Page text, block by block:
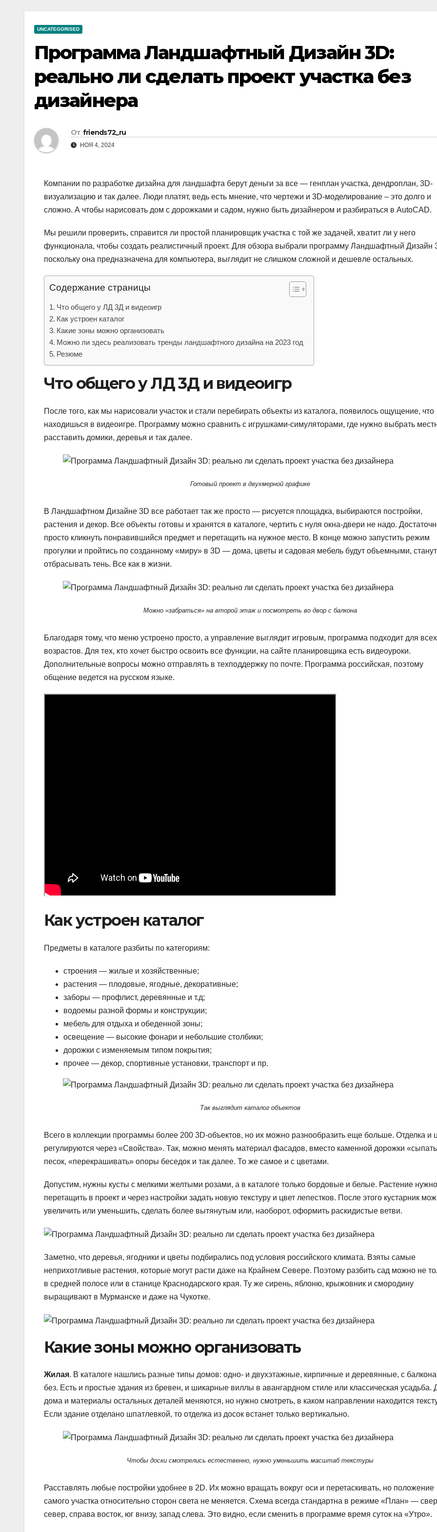
UNCATEGORISED
Программа Ландшафтный Дизайн 3D:
реально ли сделать проект участка без
дизайнера
От friends72_ru
НОЯ 4, 2024
Компании по разработке дизайна для ландшафта берут деньги за все — генплан участка, дендроплан, 3D-
визуализацию и так далее. Люди платят, ведь есть мнение, что чертежи и 3D-моделирование – это долго и
сложно. А чтобы нарисовать дом с дорожками и садом, нужно быть дизайнером и разбираться в AutoCAD.
Мы решили проверить, справится ли простой планировщик участка с той же задачей, хватит ли у него
функционала, чтобы создать реалистичный проект. Для обзора выбрали программу Ландшафтный Дизайн
поскольку она предназначена для компьютера, выглядит не слишком сложной и дешевле остальных.
Содержание страницы
Что общего у ЛД 3Д и видеоигр
Как устроен каталог
Какие зоны можно организовать
Можно ли здесь реализовать тренды ландшафтного дизайна на 2023 год
Резюме
Что общего у ЛД 3Д и видеоигр
После того, как мы нарисовали участок и стали перебирать объекты из каталога, появилось ощущение, что
находишься в видеоигре. Программу можно сравнить с игрушками-симуляторами, где нужно выбрать
расставить домики, деревья и так далее.
Готовый проект в двухмерной графике
В Ландшафтном Дизайне 3D все работает так же просто — рисуется площадка, выбираются постройки,
растения и декор. Все объекты готовы и хранятся в каталоге, чертить с нуля окна-двери не надо.
просто кликнуть понравившийся предмет и перетащить на нужное место. В конце можно запустить режим
прогулки и пройтись по созданному «миру» в 3D — дома, цветы и садовая мебель будут объемными, станут
отбрасывать тень. Все как в жизни.
Можно «забраться» на второй этаж и посмотреть во двор с балкона
Благодаря тому, что меню устроено просто, а управление выглядит игровым, программа подходит для всех
возрастов. Для тех, кто хочет быстро освоить все функции, на сайте планировщика есть видеоуроки.
Дополнительные вопросы можно отправлять в техподдержку по почте. Программа российская, поэтому
общение ведется на русском языке.
Как устроен каталог
Предметы в каталоге разбиты по категориям:
строения — жилые и хозяйственные;
растения — плодовые, ягодные, декоративные;
заборы — профлист, деревянные и т.д;
водоемы разной формы и конструкции;
мебель для отдыха и обеденной зоны;
освещение — высокие фонари и небольшие столбики;
дорожки с изменяемым типом покрытия;
прочее — декор, спортивные установки, транспорт и пр.
Так выглядит каталог объектов
Всего в коллекции программы более 200 3D-объектов, но их можно разнообразить еще больше. Отделка и
регулируются через «Свойства». Так, можно менять материал фасадов, вместо каменной дорожки
песок, «перекрашивать» опоры беседок и так далее. То же самое и с цветами.
Допустим, нужны кусты с мелкими желтыми розами, а в каталоге только бордовые и белые. Растение нужно
перетащить в проект и через настройки задать новую текстуру и цвет лепестков. После этого кустарник
увеличить или уменьшить, сделать более вытянутым или, наоборот, оформить раскидистые ветви.
Заметно, что деревья, ягодники и цветы подбирались под условия российского климата. Взяты самые
неприхотливые растения, которые могут расти даже на Крайнем Севере. Поэтому разбить сад можно не
в средней полосе или в станице Краснодарского края. Ту же сирень, яблоню, крыжовник и смородину
выращивают в Мурманске и даже на Чукотке.
Какие зоны можно организовать
Жилая. В каталоге нашлись разные типы домов: одно- и двухэтажные, кирпичные и деревянные, с
без. Есть и простые здания из бревен, и шикарные виллы в авангардном стиле или классическая усадьба.
дома и материалы остальных деталей меняются, но нужно смотреть, в каком направлении находится
Если здание отделано шпатлевкой, то отделка из досок встанет только вертикально.
Чтобы доски смотрелись естественно, нужно уменьшить масштаб текстуры
Расставлять любые постройки удобнее в 2D. Их можно вращать вокруг оси и перетаскивать, но положение
самого участка относительно сторон света не меняется. Схема всегда стандартна в режиме «План» —
север, справа восток, юг внизу, запад слева. Это видно, если сменить в программе время суток на «Утро».